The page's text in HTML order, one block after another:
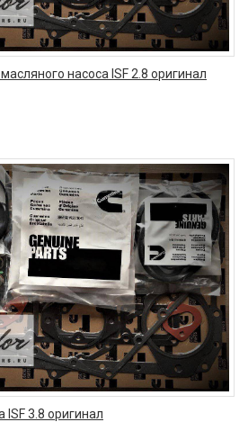
насоса ISF 2.8 оригинал
ISF 3.8 оригинал